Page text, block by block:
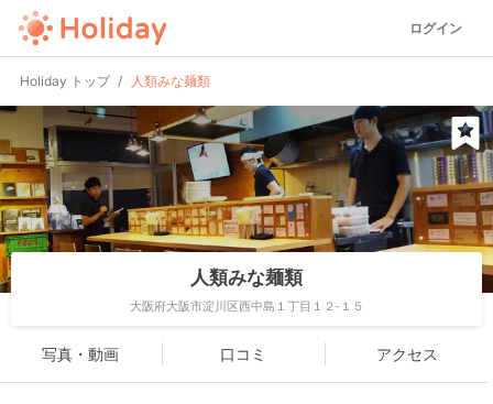
ログイン
Holiday トップ 人類みな麺類
人類みな麺類
大阪府大阪市淀川区西中島１丁目１２-１５
写真・動画 口コミ アクセス